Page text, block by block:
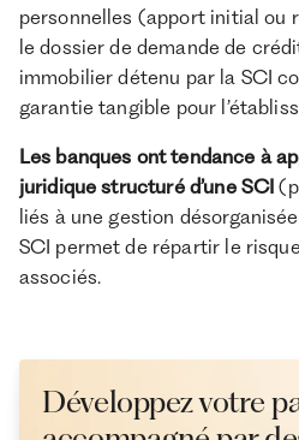
personnelles (apport initial ou
le dossier de demande de
immobilier détenu par la SCI
garantie tangible pour
Les banques ont tendance à
juridique structuré d’une SCI
liés à une gestion
SCI permet de répartir le
associés.
Développez votre